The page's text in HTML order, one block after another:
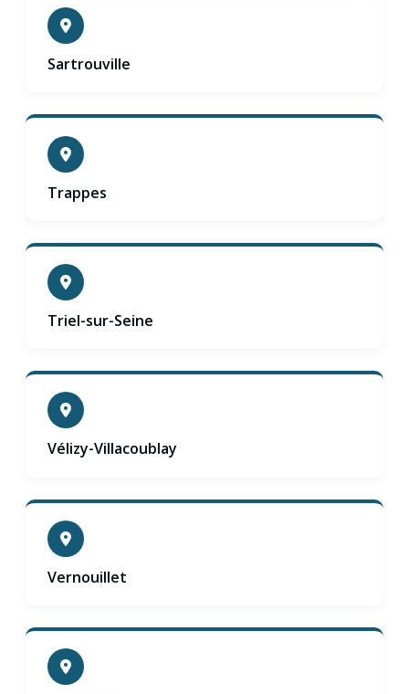
Sartrouville
Trappes
Triel-sur-Seine
Vélizy-Villacoublay
Vernouillet